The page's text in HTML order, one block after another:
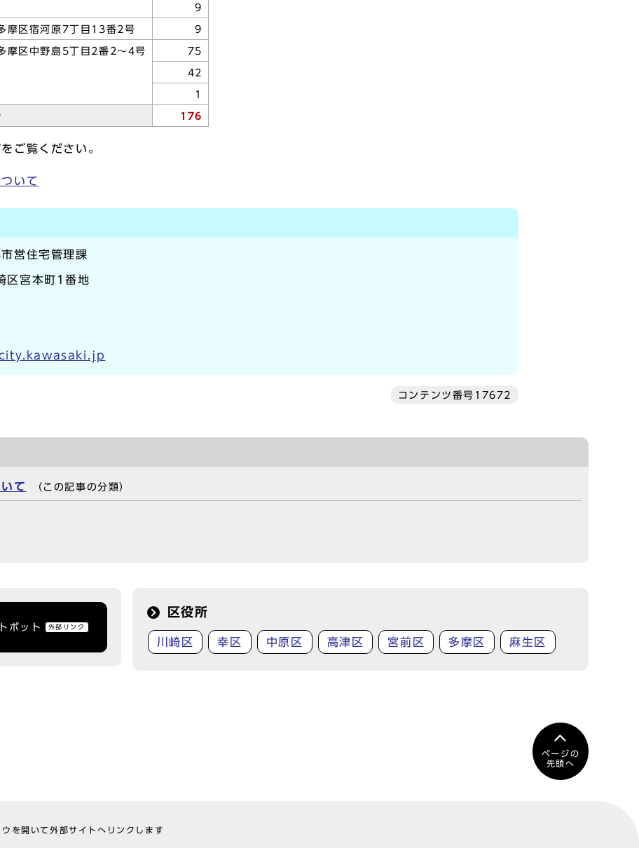
9
摩区宿河原7丁目13番2号 9
摩区中野島5丁目2番2～4号 75
42
1
176
ご覧ください。
いて
営住宅管理課
宮本町1番地
コンテンツ番号17672
て （この記事の分類）
ボット 外部リンク
区役所
川崎区 幸区 中原区 高津区 宮前区 多摩区 麻生区
ページの
先頭へ
を開いて外部サイトへリンクします